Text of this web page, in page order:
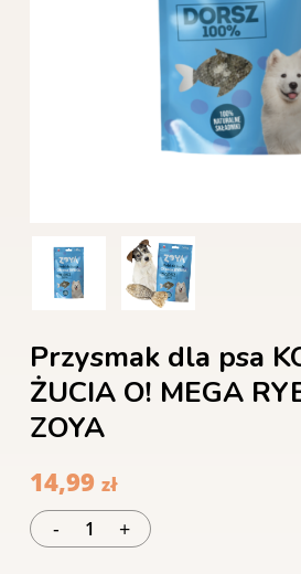
Przysmak dla psa
ŻUCIA O! MEGA
ZOYA
14,99 zł